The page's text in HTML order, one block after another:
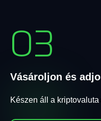
03
Vásároljon és
Készen áll a